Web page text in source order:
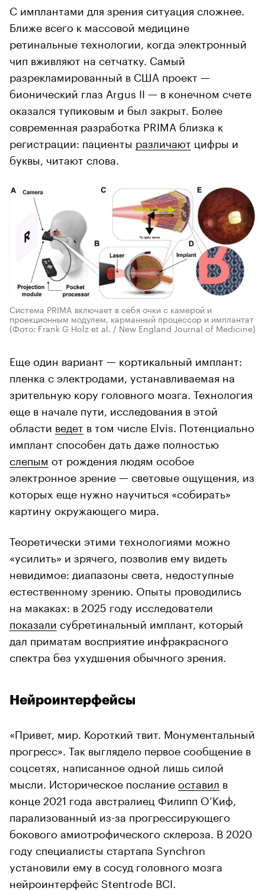
С имплантами для зрения ситуация сложнее.
Ближе всего к массовой медицине
ретинальные технологии, когда электронный
чип вживляют на сетчатку. Самый
разрекламированный в США проект —
бионический глаз Argus II — в конечном счете
оказался тупиковым и был закрыт. Более
современная разработка PRIMA близка к
регистрации: пациенты различают цифры и
буквы, читают слова.
Система PRIMA включает в себя очки с камерой и
проекционным модулем, карманный процессор и имплантат
(Фото: Frank G Holz et al. / New England Journal of Medicine)
Еще один вариант — кортикальный имплант:
пленка с электродами, устанавливаемая на
зрительную кору головного мозга. Технология
еще в начале пути, исследования в этой
области ведет в том числе Elvis. Потенциально
имплант способен дать даже полностью
слепым от рождения людям особое
электронное зрение — световые ощущения, из
которых еще нужно научиться «собирать»
картину окружающего мира.
Теоретически этими технологиями можно
«усилить» и зрячего, позволив ему видеть
невидимое: диапазоны света, недоступные
естественному зрению. Опыты проводились
на макаках: в 2025 году исследователи
показали субретинальный имплант, который
дал приматам восприятие инфракрасного
спектра без ухудшения обычного зрения.
Нейроинтерфейсы
«Привет, мир. Короткий твит. Монументальный
прогресс». Так выглядело первое сообщение в
соцсетях, написанное одной лишь силой
мысли. Историческое послание оставил в
конце 2021 года австралиец Филипп О’Киф,
парализованный из-за прогрессирующего
бокового амиотрофического склероза. В 2020
году специалисты стартапа Synchron
установили ему в сосуд головного мозга
нейроинтерфейс Stentrode BCI.